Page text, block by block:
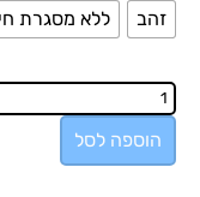
זהב
ללא מסגרת
הוספה לסל